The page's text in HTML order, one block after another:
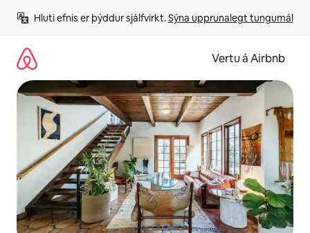
beint
Hluti efnis er þýddur sjálfvirkt. Sýna upprunalegt tungumál
Vertu á Airbnb